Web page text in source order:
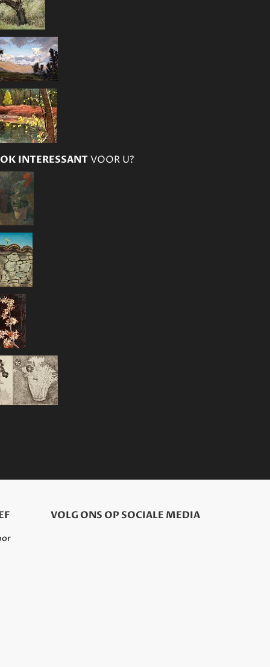
INTERESSANTVOOR U?
VOLG ONS OP SOCIALE MEDIA